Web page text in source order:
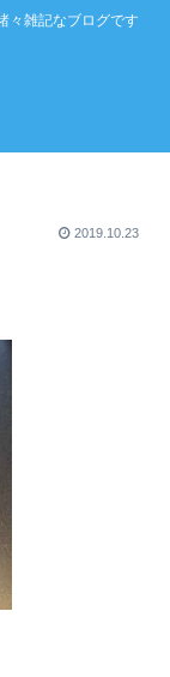
々雑記なブログです
2019.10.23